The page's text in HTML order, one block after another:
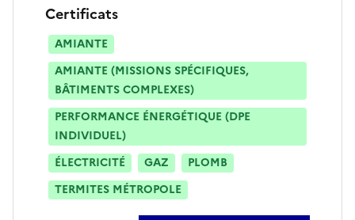
Certificats
AMIANTE
AMIANTE (MISSIONS SPÉCIFIQUES,
BÂTIMENTS COMPLEXES)
PERFORMANCE ÉNERGÉTIQUE (DPE
INDIVIDUEL)
ÉLECTRICITÉ
GAZ
PLOMB
TERMITES MÉTROPOLE